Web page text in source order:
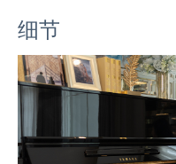
细节